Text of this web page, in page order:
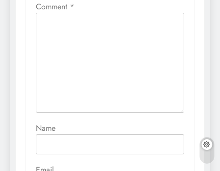
Comment *
Name